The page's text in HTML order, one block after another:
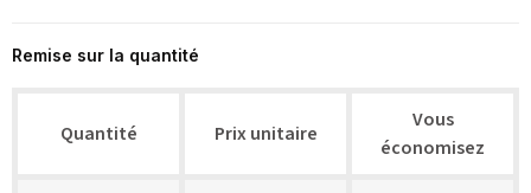
Remise sur la quantité
Quantité Prix unitaire
Vous
économisez